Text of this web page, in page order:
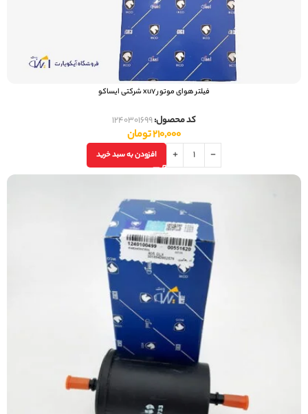
فیلتر هوای موتور xu7 شرکتی ایساکو
کد محصول:1240301699
210,000تومان
افزودن به سبد خرید